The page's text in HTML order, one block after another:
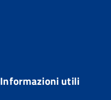
Informazioni utili